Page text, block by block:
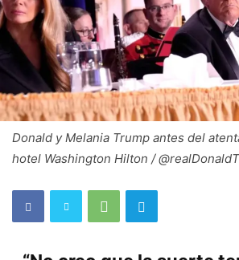
Donald y Melania Trump antes del
hotel Washington Hilton /